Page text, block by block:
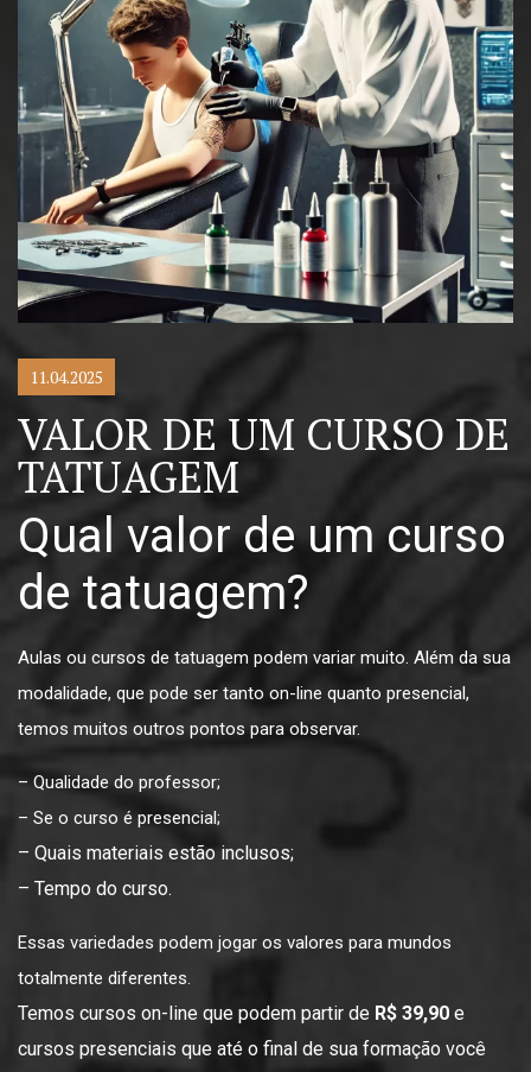
11.04.2025
VALOR DE UM CURSO DE
TATUAGEM
Qual valor de um curso
de tatuagem?
Aulas ou cursos de tatuagem podem variar muito. Além da sua
modalidade, que pode ser tanto on-line quanto presencial,
temos muitos outros pontos para observar.
– Qualidade do professor;
– Se o curso é presencial;
– Quais materiais estão inclusos;
– Tempo do curso.
Essas variedades podem jogar os valores para mundos
totalmente diferentes.
Temos cursos on-line que podem partir de R$ 39,90 e
cursos presenciais que até o final de sua formação você